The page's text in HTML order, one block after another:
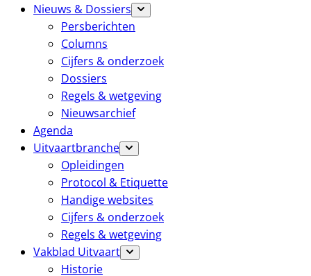
Nieuws & Dossiers
Persberichten
Columns
Cijfers & onderzoek
Dossiers
Regels & wetgeving
Nieuwsarchief
Agenda
Uitvaartbranche
Opleidingen
Protocol & Etiquette
Handige websites
Cijfers & onderzoek
Regels & wetgeving
Vakblad Uitvaart
Historie